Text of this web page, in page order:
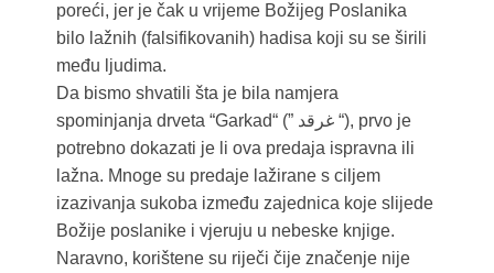
poreći, jer je čak u vrijeme Božijeg Poslanika
bilo lažnih (falsifikovanih) hadisa koji su se širili
među ljudima.
Da bismo shvatili šta je bila namjera
spominjanja drveta “Garkad“ (” غرقد “), prvo je
potrebno dokazati je li ova predaja ispravna ili
lažna. Mnoge su predaje lažirane s ciljem
izazivanja sukoba između zajednica koje slijede
Božije poslanike i vjeruju u nebeske knjige.
Naravno, korištene su riječi čije značenje nije